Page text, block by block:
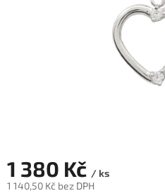
1 380 Kč / ks
1 140,50 Kč bez DPH